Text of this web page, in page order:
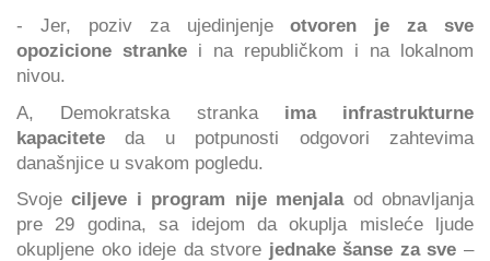
- Jer, poziv za ujedinjenjeotvoren je za sve
opozicione stranke i na republičkom i na lokalnom
nivou.
A, Demokratska stranka ima infrastrukturne
kapacitete da u potpunosti odgovori zahtevima
današnjice u svakom pogledu.
Svojeciljeve i program nije menjalaod obnavljanja
pre 29 godina, sa idejom da okuplja misleće ljude
okupljene oko ideje da stvore jednake šanse za sve –